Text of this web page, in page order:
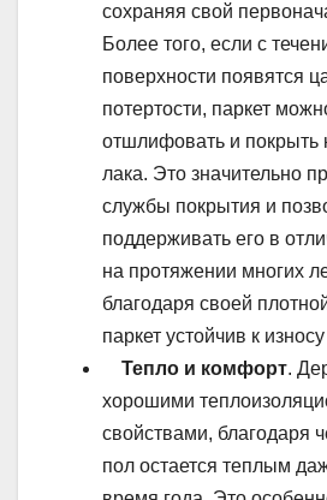
сохраняя свой
Более того, если с
поверхности появятся
потертости, паркет
отшлифовать и
лака. Это значительно
службы покрытия и
поддерживать его в
на протяжении многих
благодаря своей
паркет устойчив к
Тепло и комфорт.
хорошими
свойствами, благодаря
пол остается теплым